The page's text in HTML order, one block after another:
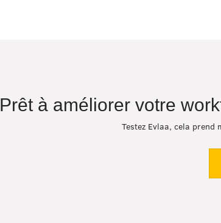
Prêt à améliorer votre
Testez Evlaa, cela